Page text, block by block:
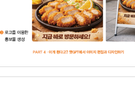
지 영상 생성하기
영상 생성하기
의 특정 인물 캐릭터 거부